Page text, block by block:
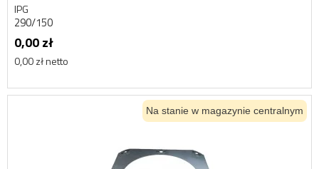
IPG
290/150
0,00 zł
0,00 zł netto
Na stanie w magazynie centralnym